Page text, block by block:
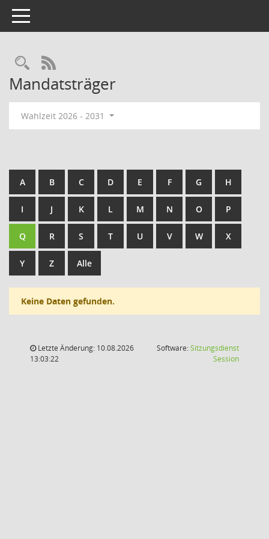
Toggle navigation
Rechercheauswahl
RSS-Feed
Mandatsträger
Wahlzeit 2026 - 2031
A B C D E F G H
I J K L M N O P
Q R S T U V W X
Y Z Alle
Keine Daten gefunden.
Letzte Änderung: 10.08.2026
13:03:22
Software:Sitzungsdienst
Session(Wird in